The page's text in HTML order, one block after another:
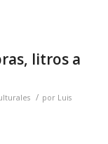
litros a
/ por Luis